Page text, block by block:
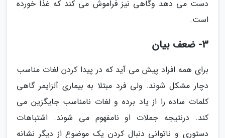
دست می دهد وگاهی نیز فراموش می کند که غذا خورده
است.
3- ضعف بیان
برای همه افراد پیش می آید که در پیدا کردن لغات مناسب
دچار مشکل شوند. ولی فرد مبتلا به بیماری آلزایمر گاهی
کلمات ساده را از یاد برده و لغات نامناسب جایگزین می
کند. درنتیجه جملات او نامفهوم می شوند. اشتباهات
دستوری و ناتوانی دنبال کردن یک موضوع از دیگر نشانه